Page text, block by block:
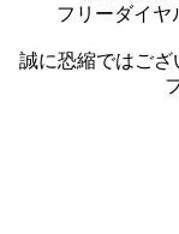
フリーダイヤ
誠に恐縮ではござ